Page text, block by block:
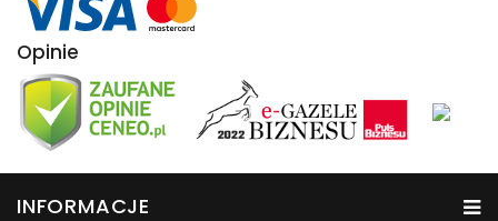
Opinie
INFORMACJE